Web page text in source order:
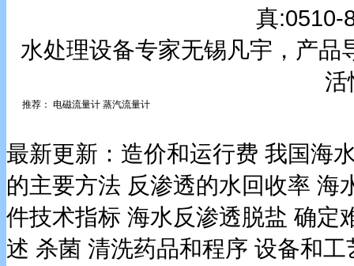
真:0510-
水处理设备专家无锡凡宇，产品
活
推荐： 电磁流量计 蒸汽流量计
最新更新： 造价和运行费 我国海
的主要方法 反渗透的水回收率 海
件技术指标 海水反渗透脱盐 确定
述 杀菌 清洗药品和程序 设备和工